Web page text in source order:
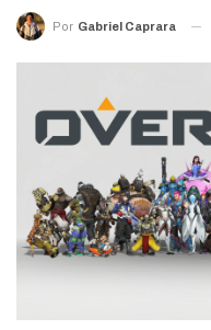
Por Gabriel Caprara